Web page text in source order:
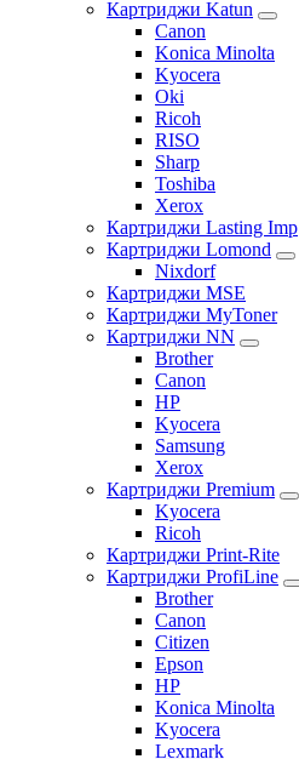
Картриджи Katun
Canon
Konica Minolta
Kyocera
Oki
Ricoh
RISO
Sharp
Toshiba
Xerox
Картриджи Lasting Imp
Картриджи Lomond
Nixdorf
Картриджи MSE
Картриджи MyToner
Картриджи NN
Brother
Canon
HP
Kyocera
Samsung
Xerox
Картриджи Premium
Kyocera
Ricoh
Картриджи Print-Rite
Картриджи ProfiLine
Brother
Canon
Citizen
Epson
HP
Konica Minolta
Kyocera
Lexmark